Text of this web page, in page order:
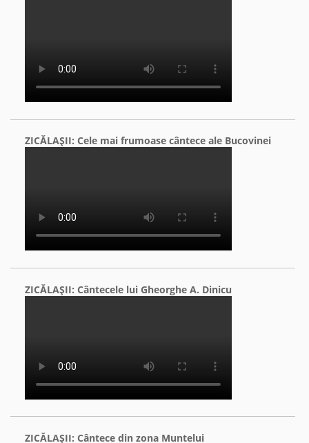
ZICĂLAŞII: Cele mai frumoase cântece ale Bucovinei
ZICĂLAŞII: Cântecele lui Gheorghe A. Dinicu
ZICĂLAŞII: Cântece din zona Muntelui